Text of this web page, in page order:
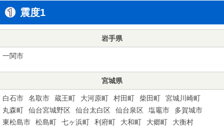
震度1
岩手県
一関市
宮城県
白石市 名取市 蔵王町 大河原町 村田町 柴田町
宮城川崎町
丸森町
仙台宮城野区 仙台太白区 仙台泉区 塩竈市
多賀城市
東松島市
松島町 七ヶ浜町 利府町 大和町 大郷町
大衡村